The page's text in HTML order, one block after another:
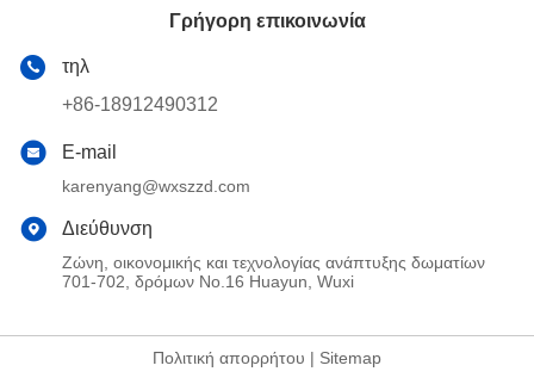
Γρήγορη επικοινωνία
τηλ
+86-18912490312
E-mail
karenyang@wxszzd.com
Διεύθυνση
Ζώνη, οικονομικής και τεχνολογίας ανάπτυξης δωματίων
701-702, δρόμων No.16 Huayun, Wuxi
Πολιτική απορρήτου | Sitemap